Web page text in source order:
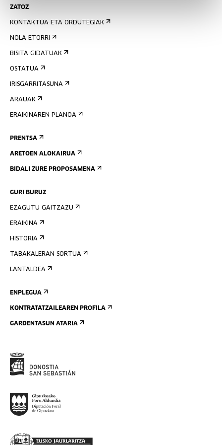
ZATOZ
KONTAKTUA ETA ORDUTEGIAK
NOLA ETORRI
BISITA GIDATUAK
OSTATUA
IRISGARRITASUNA
ARAUAK
ERAIKINAREN PLANOA
PRENTSA
ARETOEN ALOKAIRUA
BIDALI ZURE PROPOSAMENA
GURI BURUZ
EZAGUTU GAITZAZU
ERAIKINA
HISTORIA
TABAKALERAN SORTUA
LANTALDEA
ENPLEGUA
KONTRATATZAILEAREN PROFILA
GARDENTASUN ATARIA